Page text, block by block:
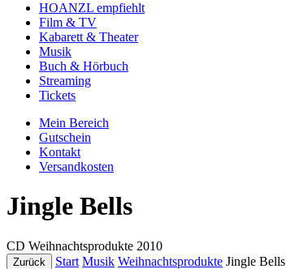
HOANZL empfiehlt
Film & TV
Kabarett & Theater
Musik
Buch & Hörbuch
Streaming
Tickets
Mein Bereich
Gutschein
Kontakt
Versandkosten
Jingle Bells
CD Weihnachtsprodukte 2010
Zurück Start Musik Weihnachtsprodukte Jingle Bells